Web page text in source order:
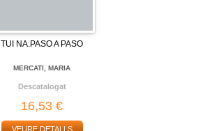
TUI NA.PASO A PASO
MERCATI, MARIA
Descatalogat
16,53 €
VEURE DETALLS